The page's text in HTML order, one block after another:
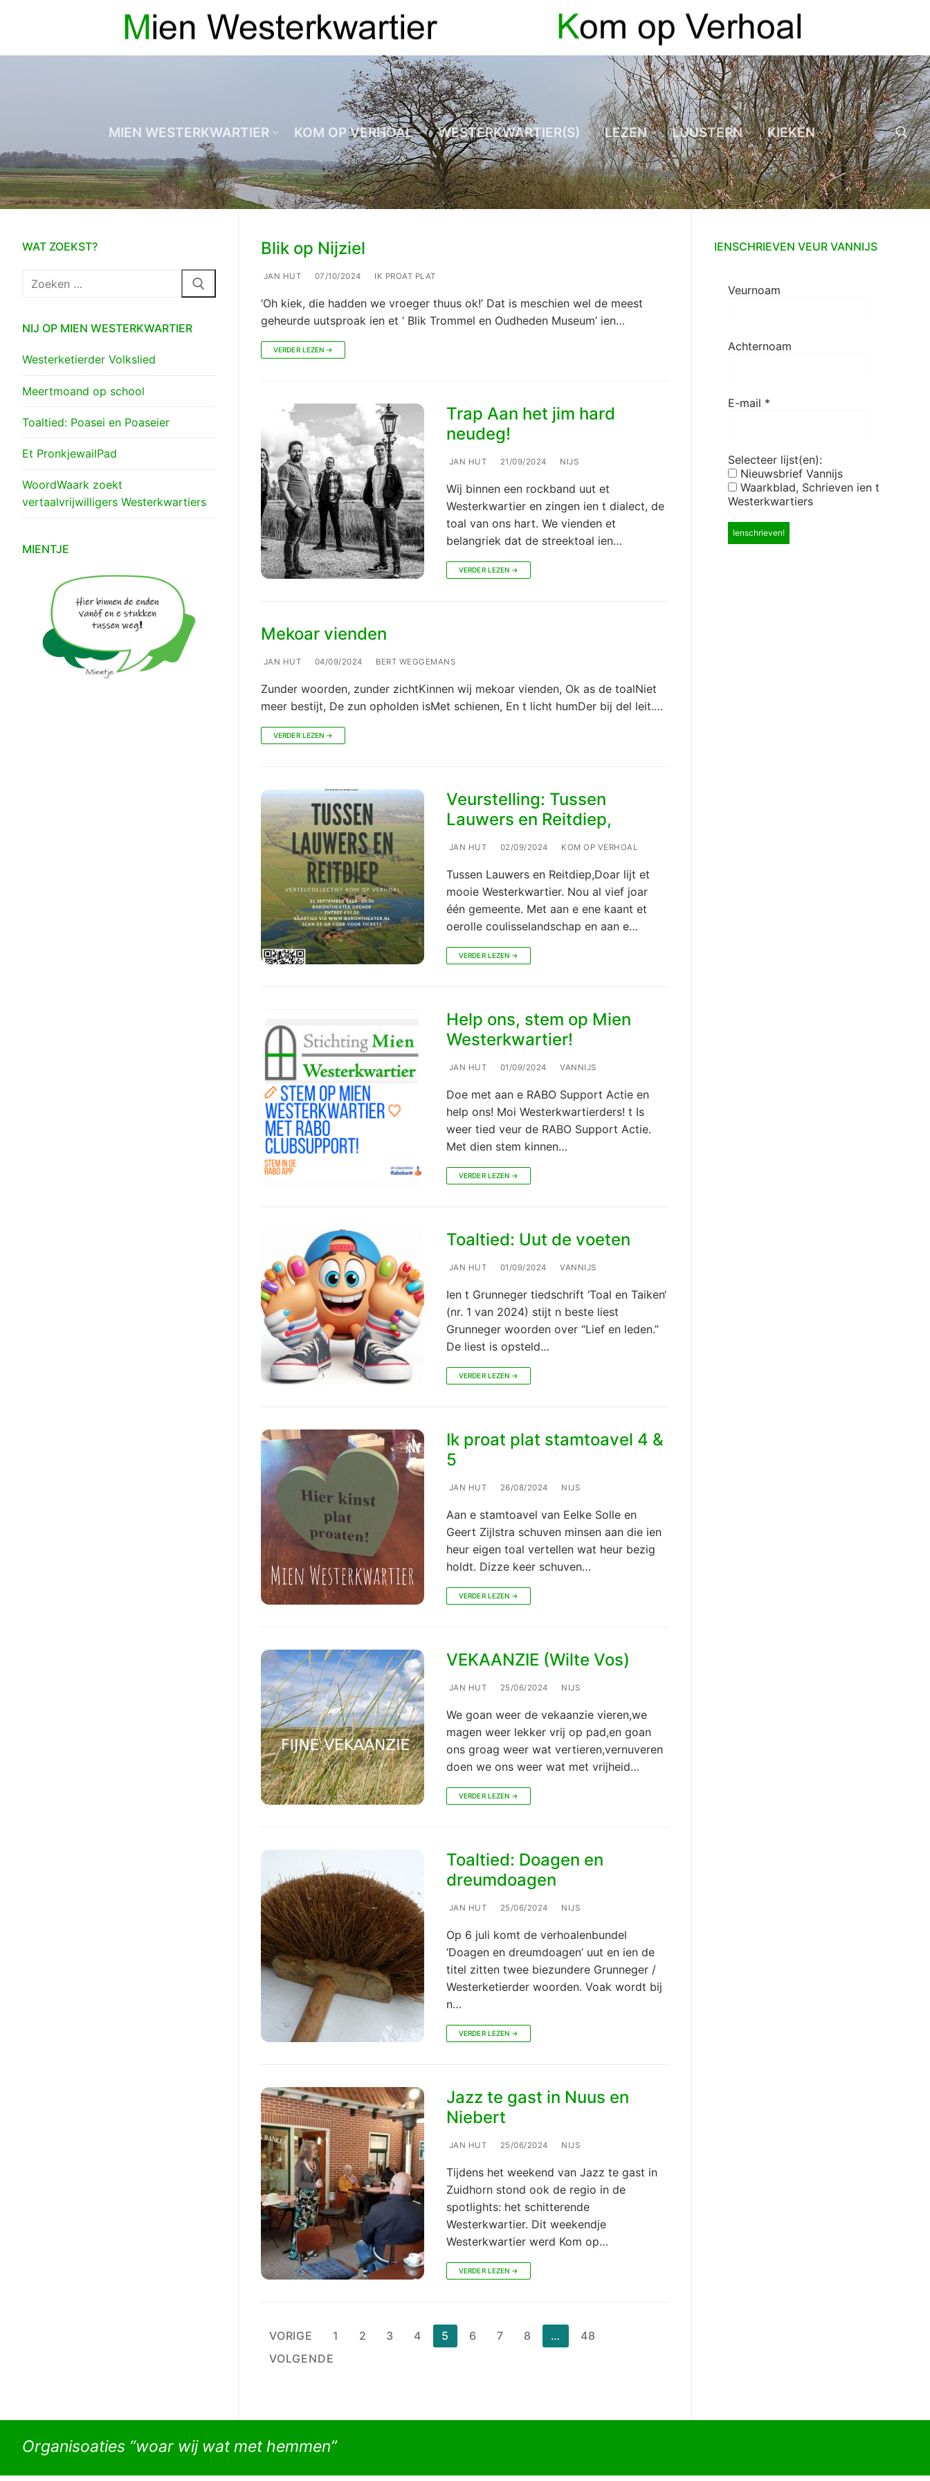
inhoud
MIEN WESTERKWARTIER KOM OP VERHOAL WESTERKWARTIER(S) LEZEN LUUSTERN KIEKEN
Zoeken naar:
Blik op Nijziel
JAN HUT 07/10/2024 IK PROAT PLAT
‘Oh kiek, die hadden we vroeger thuus ok!’ Dat is meschien wel de meest
geheurde uutsproak ien et ‘ Blik Trommel en Oudheden Museum’ ien…
VERDER LEZEN →
Trap Aan het jim hard
neudeg!
JAN HUT 21/09/2024 NIJS
Wij binnen een rockband uut et
Westerkwartier en zingen ien t dialect, de
toal van ons hart. We vienden et
belangriek dat de streektoal ien…
VERDER LEZEN →
Mekoar vienden
JAN HUT 04/09/2024 BERT WEGGEMANS
Zunder woorden, zunder zichtKinnen wij mekoar vienden, Ok as de toalNiet
meer bestijt, De zun opholden isMet schienen, En t licht humDer bij del leit.…
VERDER LEZEN →
Veurstelling: Tussen
Lauwers en Reitdiep,
JAN HUT 02/09/2024 KOM OP VERHOAL
Tussen Lauwers en Reitdiep,Doar lijt et
mooie Westerkwartier. Nou al vief joar
één gemeente. Met aan e ene kaant et
oerolle coulisselandschap en aan e…
VERDER LEZEN →
Help ons, stem op Mien
Westerkwartier!
JAN HUT 01/09/2024 VANNIJS
Doe met aan e RABO Support Actie en
help ons! Moi Westerkwartierders! t Is
weer tied veur de RABO Support Actie.
Met dien stem kinnen…
VERDER LEZEN →
Toaltied: Uut de voeten
JAN HUT 01/09/2024 VANNIJS
Ien t Grunneger tiedschrift ‘Toal en Taiken‘
(nr. 1 van 2024) stijt n beste liest
Grunneger woorden over “Lief en leden.”
De liest is opsteld…
VERDER LEZEN →
Ik proat plat stamtoavel 4 &
5
JAN HUT 26/08/2024 NIJS
Aan e stamtoavel van Eelke Solle en
Geert Zijlstra schuven minsen aan die ien
heur eigen toal vertellen wat heur bezig
holdt. Dizze keer schuven…
VERDER LEZEN →
VEKAANZIE (Wilte Vos)
JAN HUT 25/06/2024 NIJS
We goan weer de vekaanzie vieren,we
magen weer lekker vrij op pad,en goan
ons groag weer wat vertieren,vernuveren
doen we ons weer wat met vrijheid…
VERDER LEZEN →
Toaltied: Doagen en
dreumdoagen
JAN HUT 25/06/2024 NIJS
Op 6 juli komt de verhoalenbundel
‘Doagen en dreumdoagen’ uut en ien de
titel zitten twee biezundere Grunneger /
Westerketierder woorden. Voak wordt bij
n…
VERDER LEZEN →
Jazz te gast in Nuus en
Niebert
JAN HUT 25/06/2024 NIJS
Tijdens het weekend van Jazz te gast in
Zuidhorn stond ook de regio in de
spotlights: het schitterende
Westerkwartier. Dit weekendje
Westerkwartier werd Kom op…
VERDER LEZEN →
Berichten
paginering
VORIGE 1 2 3 4 5 6 7 8 …
48
VOLGENDE
IENSCHRIEVEN VEUR VANNIJS
Veurnoam
Achternoam
E-mail *
Selecteer lijst(en):
Nieuwsbrief Vannijs
Waarkblad, Schrieven ien t
Westerkwartiers
WAT ZOEKST?
Zoeken
NIJ OP MIEN WESTERKWARTIER
Westerketierder Volkslied
Meertmoand op school
Toaltied: Poasei en Poaseier
Et PronkjewailPad
WoordWaark zoekt
vertaalvrijwilligers Westerkwartiers
MIENTJE
Organisoaties “woar wij wat met hemmen”